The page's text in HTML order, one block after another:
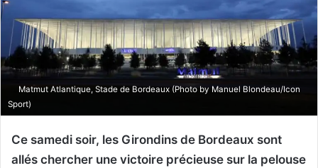
Matmut Atlantique, Stade de Bordeaux (Photo by Manuel Blondeau/Icon
Sport)
Ce samedi soir, les Girondins de Bordeaux sont
allés chercher une victoire précieuse sur la pelouse